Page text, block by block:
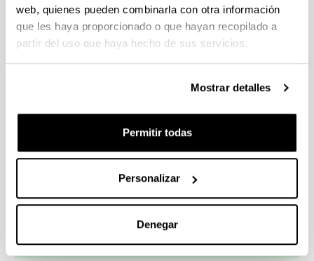
web, quienes pueden combinarla con otra información
que les haya proporcionado o que hayan recopilado a
partir del uso que haya hecho de sus servicios.
Mostrar detalles
Permitir todas
Personalizar
Denegar
Aula de innovación abierta para PYMES
circular